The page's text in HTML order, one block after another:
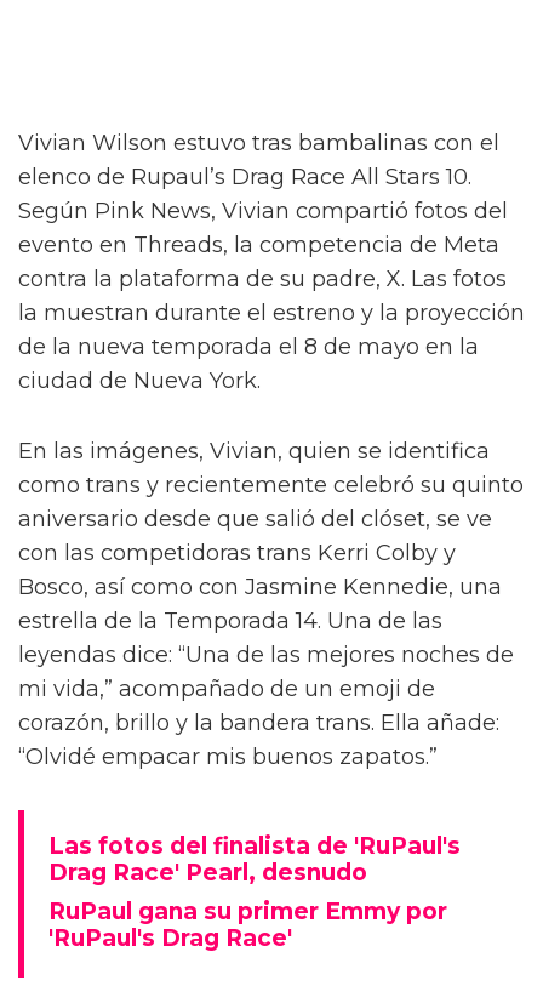
Vivian Wilson estuvo tras bambalinas con el
elenco de Rupaul’s Drag Race All Stars 10.
Según Pink News, Vivian compartió fotos del
evento en Threads, la competencia de Meta
contra la plataforma de su padre, X. Las fotos
la muestran durante el estreno y la proyección
de la nueva temporada el 8 de mayo en la
ciudad de Nueva York.
En las imágenes, Vivian, quien se identifica
como trans y recientemente celebró su quinto
aniversario desde que salió del clóset, se ve
con las competidoras trans Kerri Colby y
Bosco, así como con Jasmine Kennedie, una
estrella de la Temporada 14. Una de las
leyendas dice: “Una de las mejores noches de
mi vida,” acompañado de un emoji de
corazón, brillo y la bandera trans. Ella añade:
“Olvidé empacar mis buenos zapatos.”
Las fotos del finalista de 'RuPaul's
Drag Race' Pearl, desnudo
RuPaul gana su primer Emmy por
'RuPaul's Drag Race'